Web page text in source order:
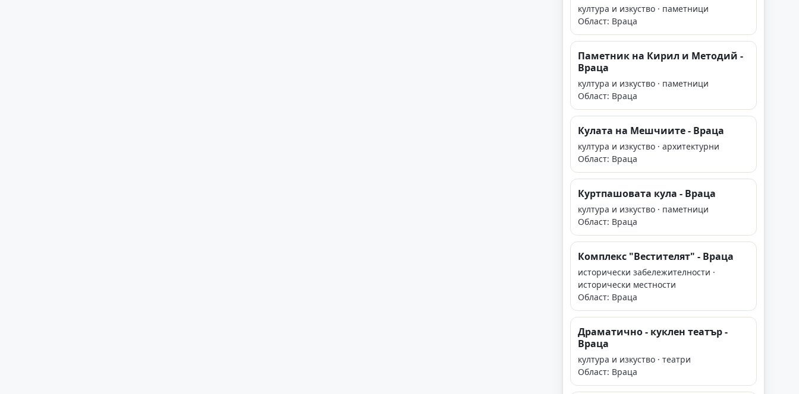
култура и изкуство · паметници
Област: Враца
Паметник на Кирил и Методий -
Враца
култура и изкуство · паметници
Област: Враца
Кулата на Мешчиите - Враца
култура и изкуство · архитектурни
Област: Враца
Куртпашовата кула - Враца
култура и изкуство · паметници
Област: Враца
Комплекс "Вестителят" - Враца
исторически забележителности ·
исторически местности
Област: Враца
Драматично - куклен театър -
Враца
култура и изкуство · театри
Област: Враца